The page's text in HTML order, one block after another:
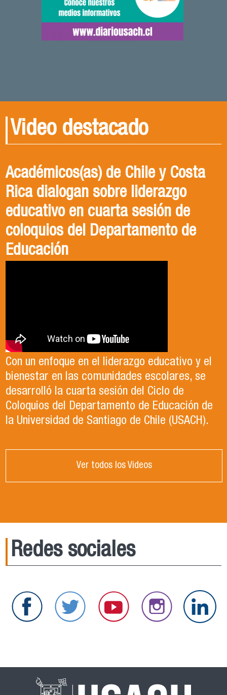
Video destacado
Académicos(as) de Chile y Costa
Rica dialogan sobre liderazgo
educativo en cuarta sesión de
coloquios del Departamento de
Educación
Con un enfoque en el liderazgo educativo y el
bienestar en las comunidades escolares, se
desarrolló la cuarta sesión del Ciclo de
Coloquios del Departamento de Educación de
la Universidad de Santiago de Chile (USACH).
Ver todos los Videos
Redes sociales